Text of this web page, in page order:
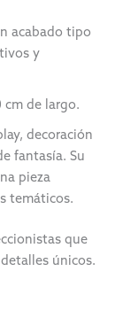
acabado tipo
y
de largo.
decoración
fantasía. Su
pieza
temáticos.
que
únicos.